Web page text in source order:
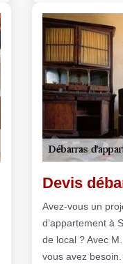
Devis
Avez-vous un
d’appartement à
de local ? Avec
vous avez